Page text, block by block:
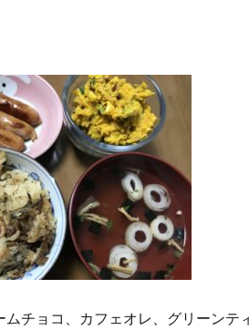
チョコ、カフェオレ、グリーンテ